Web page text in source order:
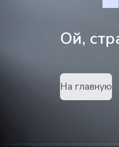
Ой,
На главную